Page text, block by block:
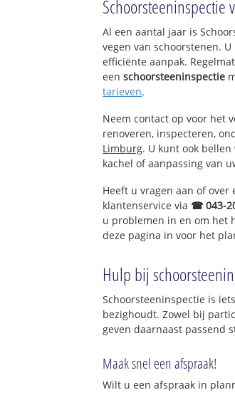
Schoorsteeninspectie
Al een aantal jaar is
vegen van schoorstenen.
efficiënte aanpak.
eenschoorsteeninspectie
tarieven.
Neem contact op voor het
renoveren, inspecteren,
Limburg. U kunt ook
kachel of aanpassing van
Heeft u vragen aan of over
klantenservice via ☎ 043-
u problemen in en om het
deze pagina in voor het
Hulp bij
Schoorsteeninspectie is
bezighoudt. Zowel bij
geven daarnaast passend
Maak snel een afspraak!
Wilt u een afspraak in